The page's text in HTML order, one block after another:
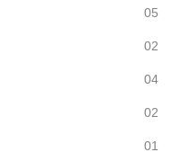
05
02
04
02
01